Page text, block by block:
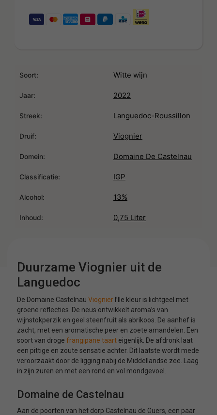
Soort: Witte wijn
Jaar: 2022
Streek: Languedoc-Roussillon
Druif: Viognier
Domein: Domaine De Castelnau
Classificatie: IGP
Alcohol: 13%
Inhoud: 0,75 Liter
Duurzame Viognier uit de
Languedoc
De Domaine Castelnau Viognier l’Ile kleur is lichtgeel met
groene reflecties. De neus ontwikkelt aroma’s van
wijnstokperzik en geel steenfruit als abrikoos. De aanhef is
zacht, met een aromatische peer en zoete amandelen. Een
soort van droge frangipane taart eigenlijk. De afdronk laat
een pittige en zoute sensatie achter. Dit laatste wordt mede
veroorzaakt door de ligging nabij de Middellandse zee. Laag
in zijn zuren en met een rond en vol mondgevoel.
Domaine de Castelnau
Aan de poorten van het dorp Castelnau de Guers, een paar